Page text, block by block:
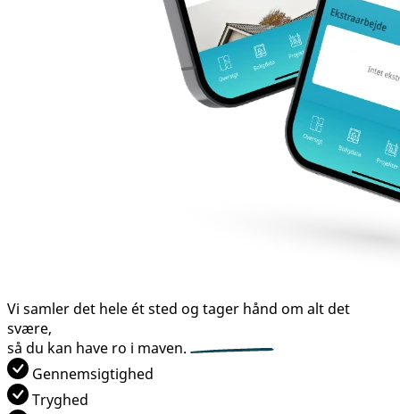
Vi samler det hele ét sted og tager hånd om alt det
svære,
så du kan have ro i maven.
Gennemsigtighed
Tryghed